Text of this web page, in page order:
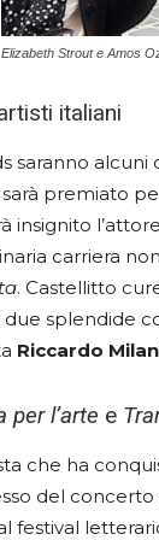
Elizabeth Strout e Amos
italiani
saranno
sarà premiato
insignito
carriera
. Castellitto
due splendide
Riccardo
per l’arte e
che ha
del
festival